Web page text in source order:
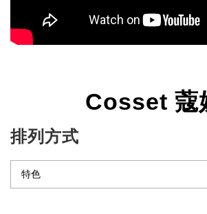
Cosset 蔻
排列方式